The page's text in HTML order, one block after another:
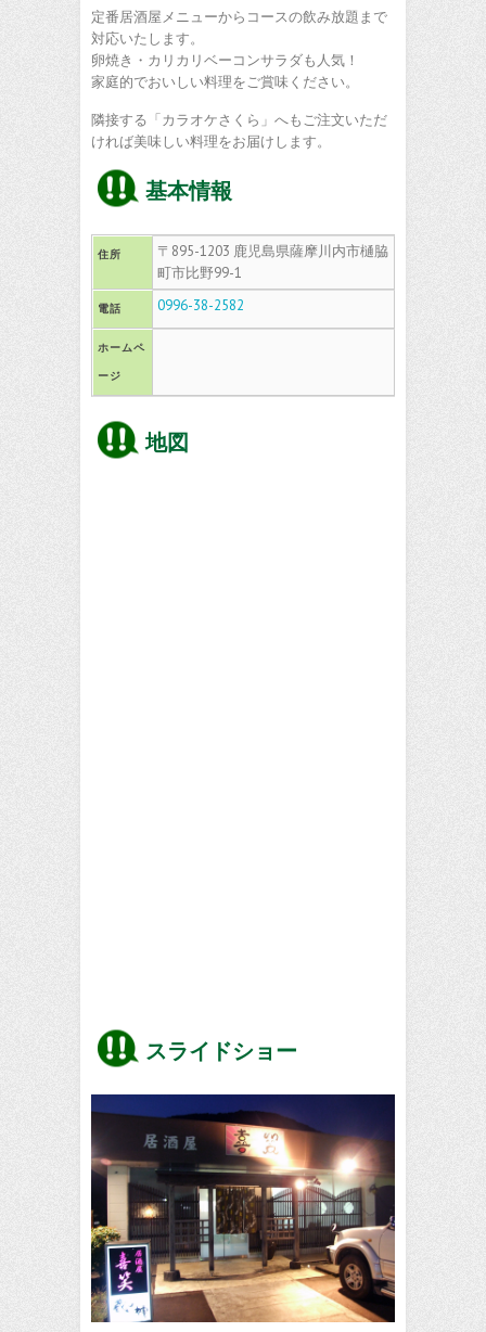
定番居酒屋メニューからコースの飲み放題まで
対応いたします。
卵焼き・カリカリベーコンサラダも人気！
家庭的でおいしい料理をご賞味ください。
隣接する「カラオケさくら」へもご注文いただ
ければ美味しい料理をお届けします。
基本情報
住所
〒895-1203 鹿児島県薩摩川内市樋脇
町市比野99-1
電話 0996-38-2582
ホームペ
ージ
地図
スライドショー